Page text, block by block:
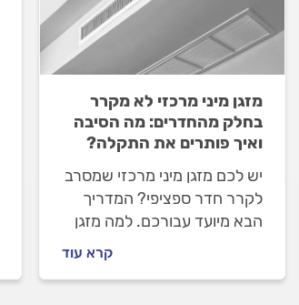
מזגן מיני מרכזי לא מקרר
בחלק מהחדרים: מה הסיבה
ואיך פותרים את התקלה?
יש לכם מזגן מיני מרכזי שמסרב
לקרר חדר ספציפי? המדריך
הבא מיועד עבורכם. למה מזגן
חדר ספציפי ומה עושים כשזה
קורה? המקצוענים עם כל
קרא עוד